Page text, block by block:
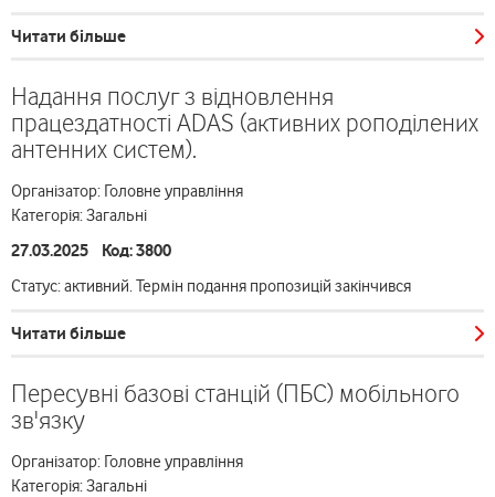
Читати більше
Надання послуг з відновлення
працездатності ADAS (активних роподілених
антенних систем).
Організатор: Головне управління
Категорія: Загальні
27.03.2025 Код: 3800
Статус: активний. Термін подання пропозицій закінчився
Читати більше
Пересувні базові станцій (ПБС) мобільного
зв'язку
Організатор: Головне управління
Категорія: Загальні